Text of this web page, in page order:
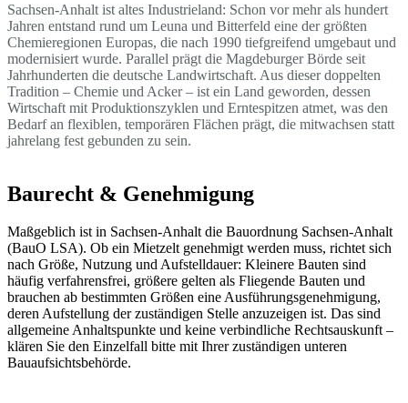
Sachsen-Anhalt ist altes Industrieland: Schon vor mehr als hundert
Jahren entstand rund um Leuna und Bitterfeld eine der größten
Chemieregionen Europas, die nach 1990 tiefgreifend umgebaut und
modernisiert wurde. Parallel prägt die Magdeburger Börde seit
Jahrhunderten die deutsche Landwirtschaft. Aus dieser doppelten
Tradition – Chemie und Acker – ist ein Land geworden, dessen
Wirtschaft mit Produktionszyklen und Erntespitzen atmet, was den
Bedarf an flexiblen, temporären Flächen prägt, die mitwachsen statt
jahrelang fest gebunden zu sein.
Baurecht & Genehmigung
Maßgeblich ist in Sachsen-Anhalt die Bauordnung Sachsen-Anhalt
(BauO LSA). Ob ein Mietzelt genehmigt werden muss, richtet sich
nach Größe, Nutzung und Aufstelldauer: Kleinere Bauten sind
häufig verfahrensfrei, größere gelten als Fliegende Bauten und
brauchen ab bestimmten Größen eine Ausführungsgenehmigung,
deren Aufstellung der zuständigen Stelle anzuzeigen ist. Das sind
allgemeine Anhaltspunkte und keine verbindliche Rechtsauskunft –
klären Sie den Einzelfall bitte mit Ihrer zuständigen unteren
Bauaufsichtsbehörde.